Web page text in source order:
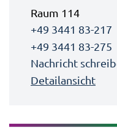
Raum 114
+49 3441 83-217
+49 3441 83-275
Nachricht
Detailansicht